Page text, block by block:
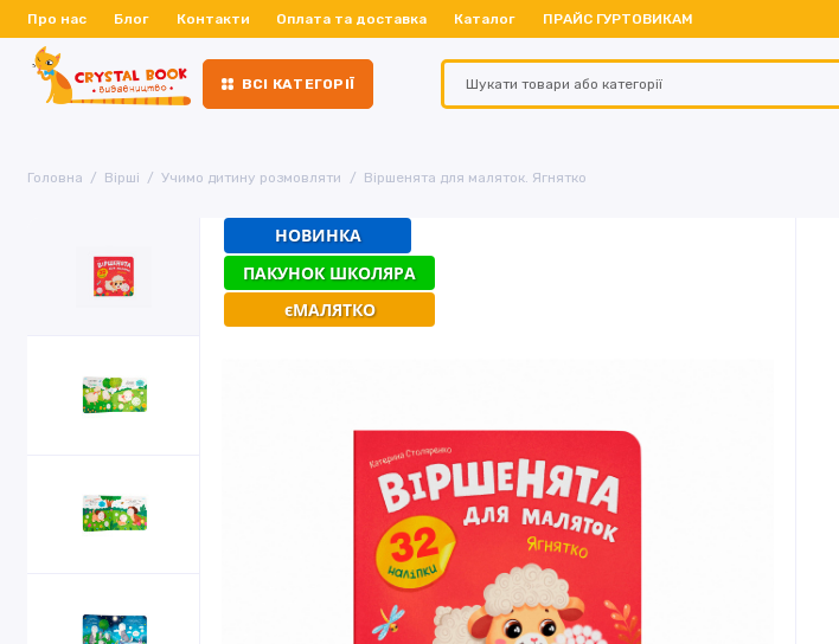
Про нас Блог Контакти Оплата та доставка Каталог ПРАЙС ГУРТОВИКАМ
ВСІ КАТЕГОРІЇ
Головна Вірші Учимо дитину розмовляти Віршенята для маляток. Ягнятко
НОВИНКА
ПАКУНОК ШКОЛЯРА
єМАЛЯТКО